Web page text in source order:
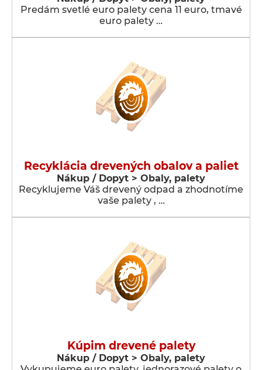
Predám svetlé euro palety cena 11 euro, tmavé
euro palety …
Recyklácia drevených obalov a paliet
Nákup / Dopyt > Obaly, palety
Recyklujeme Váš drevený odpad a zhodnotíme
vaše palety , …
Kúpim drevené palety
Nákup / Dopyt > Obaly, palety